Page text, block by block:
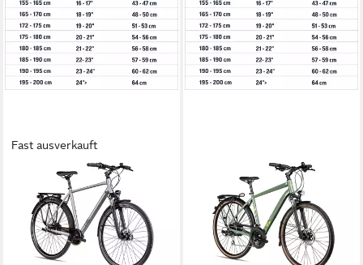
Fast ausverkauft
2R MANUFAKTUR
Cityrad TRX GO
51 cm Rahmenhöhe
Gänge
120 kg Zul. Gesamtgewicht
2R MANUFAKTUR
Trekkingrad TRX 24
52 cm Rahmenhöhe
Gänge
120 kg Zul. Gesamtgewicht